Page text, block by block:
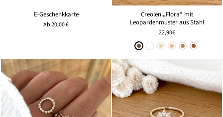
E-Geschenkkarte
Ab20,00 €
Creolen „Flora“ mit
Leopardenmuster aus Stahl
22,90€